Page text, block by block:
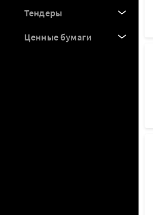
Тендеры
Ценные бумаги